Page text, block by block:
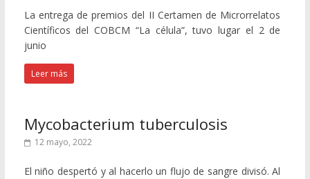
La entrega de premios del II Certamen de Microrrelatos
Científicos del COBCM “La célula”, tuvo lugar el 2 de
junio
Leer más
Mycobacterium tuberculosis
12 mayo, 2022
El niño despertó y al hacerlo un flujo de sangre divisó. Al